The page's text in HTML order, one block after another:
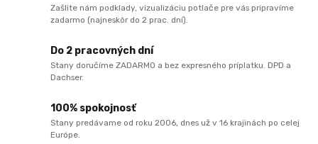
Zašlite nám podklady, vizualizáciu potlače pre vás pripravíme
zadarmo (najneskôr do 2 prac. dní).
Do 2 pracovných dní
Stany doručíme ZADARMO a bez expresného príplatku. DPD a
Dachser.
100% spokojnosť
Stany predávame od roku 2006, dnes už v 16 krajinách po celej
Európe.